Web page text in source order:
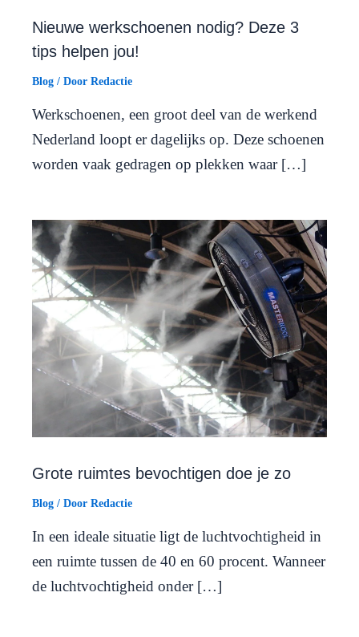
Nieuwe werkschoenen nodig? Deze 3
tips helpen jou!
Blog / Door Redactie
Werkschoenen, een groot deel van de werkend
Nederland loopt er dagelijks op. Deze schoenen
worden vaak gedragen op plekken waar […]
Grote ruimtes bevochtigen doe je zo
Blog / Door Redactie
In een ideale situatie ligt de luchtvochtigheid in
een ruimte tussen de 40 en 60 procent. Wanneer
de luchtvochtigheid onder […]